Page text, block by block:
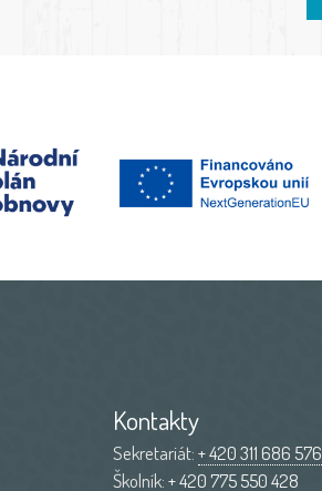
Kontakty
Sekretariát:+ 420 311 686 576
Školník:+ 420 775 550 428